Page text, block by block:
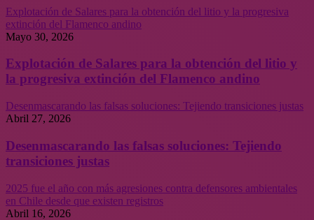
Explotación de Salares para la obtención del litio y la progresiva
extinción del Flamenco andino
Mayo 30, 2026
Explotación de Salares para la obtención del litio y
la progresiva extinción del Flamenco andino
Desenmascarando las falsas soluciones: Tejiendo transiciones justas
Abril 27, 2026
Desenmascarando las falsas soluciones: Tejiendo
transiciones justas
2025 fue el año con más agresiones contra defensores ambientales
en Chile desde que existen registros
Abril 16, 2026